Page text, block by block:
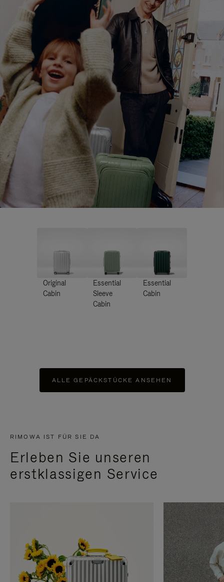
Original
Cabin
Essential
Sleeve
Cabin
Essential
Cabin
ALLE GEPÄCKSTÜCKE ANSEHEN
RIMOWA IST FÜR SIE DA
Erleben Sie unseren
erstklassigen Service